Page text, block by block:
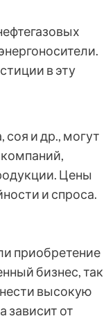
в эту
соя и др., могут
Цены
и спроса.
приобретение
бизнес, так
высокую
зависит от